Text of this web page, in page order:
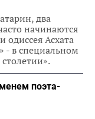
два
начинаются
одиссея Асхата
- в специальном
поэта-